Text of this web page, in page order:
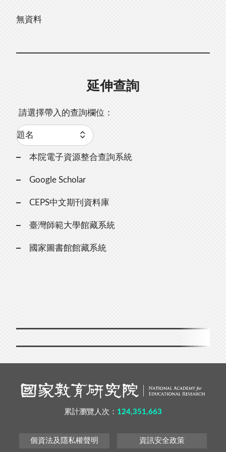
無資料
延伸查詢
請選擇帶入的查詢欄位：
本院電子資源整合查詢系統
Google Scholar
CEPS中文期刊資料庫
臺灣師範大學館藏系統
國家圖書館館藏系統
累計瀏覽人次： 124,351,663
個資法及隱私權聲明 資訊安全政策